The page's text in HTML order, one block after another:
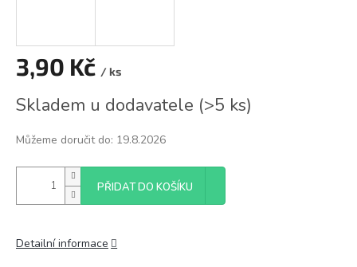
3,90 Kč / ks
cena:
Skladem u dodavatele (>5 ks)
Můžeme doručit do: 19.8.2026
PŘIDAT DO KOŠÍKU
Detailní informace